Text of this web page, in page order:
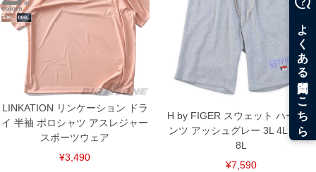
LINKATION リンケーション ドラ
イ 半袖 ポロシャツ アスレジャー
スポーツウェア
¥3,490
H by FIGER スウェット ハーフパ
ンツ アッシュグレー 3L 4L 5L 6L
8L
¥7,590